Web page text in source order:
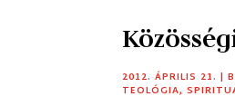
2012. ÁPRILIS 21. |
TEOLÓGIA,